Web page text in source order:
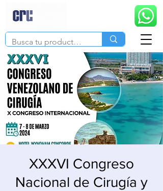
XXXVI Congreso
Nacional de Cirugía y